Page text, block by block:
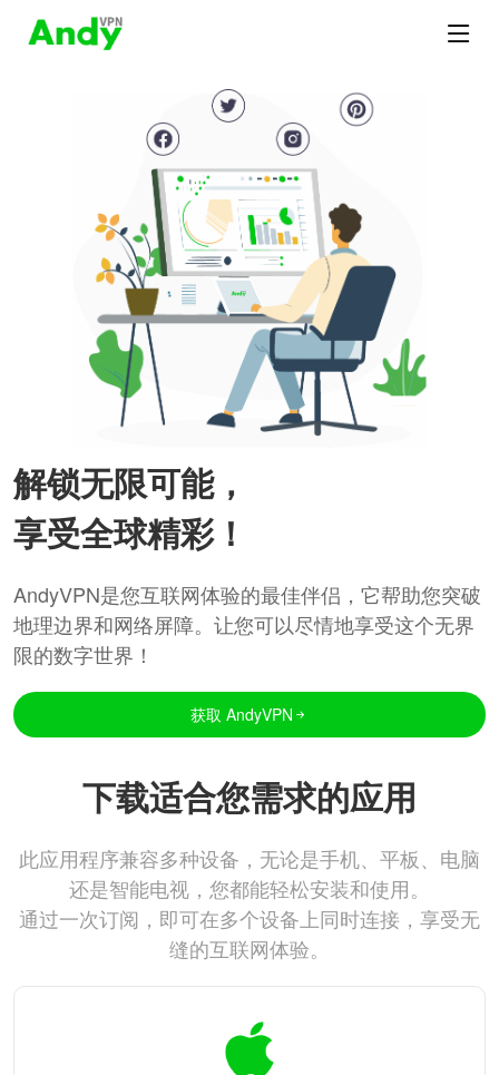
解锁无限可能，
享受全球精彩！
AndyVPN是您互联网体验的最佳伴侣，它帮助您突破
地理边界和网络屏障。让您可以尽情地享受这个无界
限的数字世界！
获取 AndyVPN
下载适合您需求的应用
此应用程序兼容多种设备，无论是手机、平板、电脑
还是智能电视，您都能轻松安装和使用。
通过一次订阅，即可在多个设备上同时连接，享受无
缝的互联网体验。